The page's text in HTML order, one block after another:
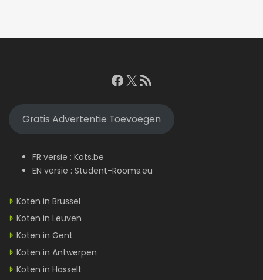
Facebook
X RSS feed
Gratis Advertentie Toevoegen
FR versie : Kots.be
EN versie : Student-Rooms.eu
Koten in Brussel
Koten in Leuven
Koten in Gent
Koten in Antwerpen
Koten in Hasselt